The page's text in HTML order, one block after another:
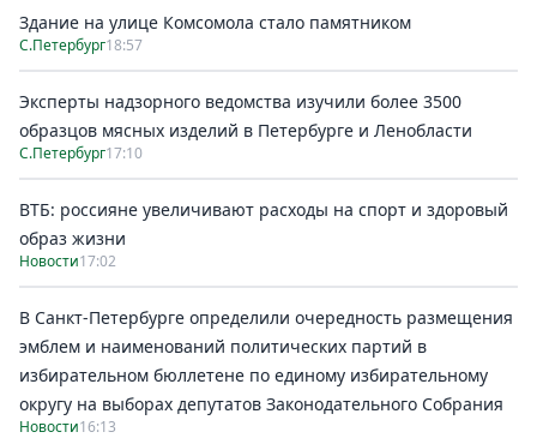
Здание на улице Комсомола стало памятником
С.Петербург18:57
Эксперты надзорного ведомства изучили более 3500
образцов мясных изделий в Петербурге и Ленобласти
С.Петербург17:10
ВТБ: россияне увеличивают расходы на спорт и здоровый
образ жизни
Новости17:02
В Санкт-Петербурге определили очередность размещения
эмблем и наименований политических партий в
избирательном бюллетене по единому избирательному
округу на выборах депутатов Законодательного Собрания
Новости16:13